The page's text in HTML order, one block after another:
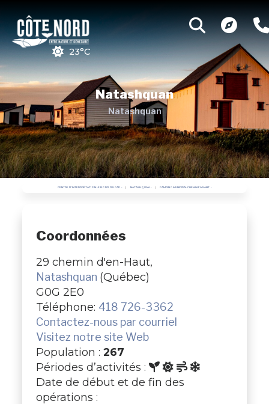
23°C
Natashquan
Natashquan
CENTRE D'INTERPRÉTATION LE BORD DU CAP NATASHQUAN CAMPING MUNICIPAL CHEMIN FAISANT
Coordonnées
29 chemin d'en-Haut,
Natashquan (Québec)
G0G 2E0
Téléphone: 418 726-3362
Contactez-nous par courriel
Visitez notre site Web
Population : 267
Périodes d’activités :
Date de début et de fin des
opérations :